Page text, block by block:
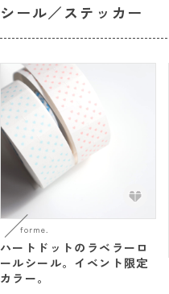
シール／ステッカー
forme.
ハートドットのラベラーロ
ールシール。イベント限定
カラー。